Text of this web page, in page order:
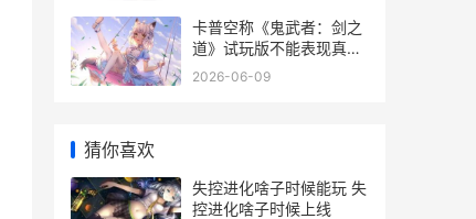
卡普空称《鬼武者：剑之
道》试玩版不能表现真正
性能 卡普空整活
2026-06-09
猜你喜欢
失控进化啥子时候能玩 失
控进化啥子时候上线